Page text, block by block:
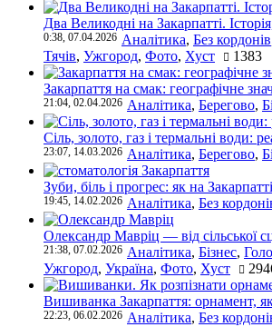
Два Великодні на Закарпатті.
0:38, 07.04.2026 Аналітика, Без кордонів
Тячів, Ужгород, Фото, Хуст 1383
Закарпаття на смак: географічне
21:04, 02.04.2026 Аналітика, Берегово,
Сіль, золото, газ і термальні води:
23:07, 14.03.2026 Аналітика, Берегово,
Зуби, біль і прогрес: як на
19:45, 14.02.2026 Аналітика, Без
Олександр Мавріц — від сільської
21:38, 07.02.2026 Аналітика, Бізнес,
Ужгород, Україна, Фото, Хуст
Вишиванка Закарпаття: орнамент,
22:23, 06.02.2026 Аналітика, Без